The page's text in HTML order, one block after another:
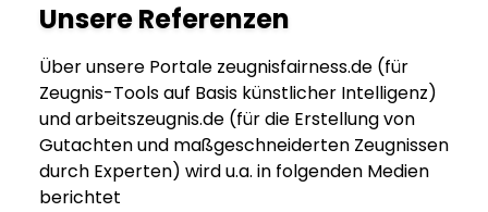
Unsere Referenzen
Über unsere Portale zeugnisfairness.de (für
Zeugnis-Tools auf Basis künstlicher Intelligenz)
und arbeitszeugnis.de (für die Erstellung von
Gutachten und maßgeschneiderten Zeugnissen
durch Experten) wird u.a. in folgenden Medien
berichtet